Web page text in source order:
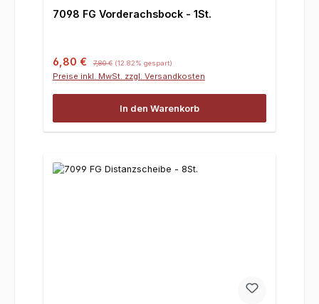
7098 FG Vorderachsbock - 1St.
Verkaufspreis:
6,80 € Regulärer Preis:
7,80 € (12.82% gespart)
Preise inkl. MwSt. zzgl. Versandkosten
In den Warenkorb